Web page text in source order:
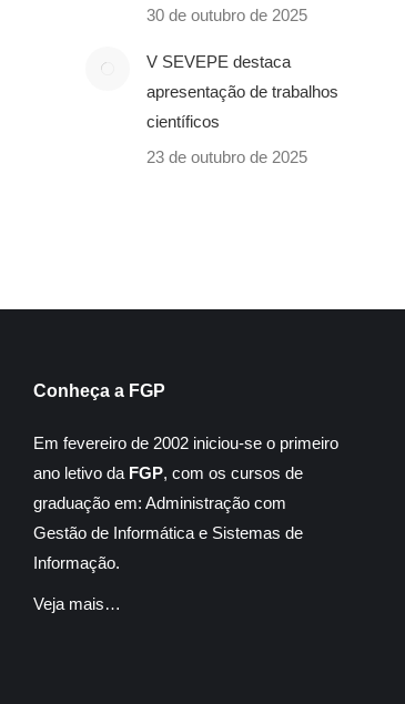
30 de outubro de 2025
V SEVEPE destaca
apresentação de trabalhos
científicos
23 de outubro de 2025
Conheça a FGP
Em fevereiro de 2002 iniciou-se o primeiro
ano letivo da FGP, com os cursos de
graduação em: Administração com
Gestão de Informática e Sistemas de
Informação.
Veja mais…